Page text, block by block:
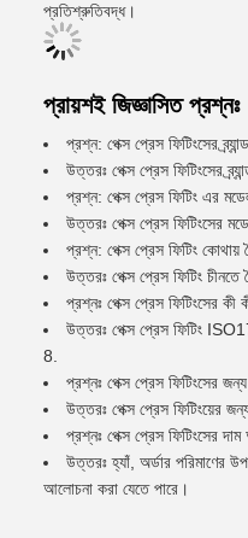
প্রতিশ্রুতিবদ্ধ।
প্রায়শই জিজ্ঞাসিত প্রশ্নঃ
প্রশ্ন: পেক্স প্রেস ফিটিংসের
উত্তরঃ পেক্স প্রেস ফিটিংসের
প্রশ্ন: পেক্স প্রেস ফিটিং এর
উত্তরঃ পেক্স প্রেস ফিটিংসের
প্রশ্ন: পেক্স প্রেস ফিটিং কোথায়
উত্তরঃ পেক্স প্রেস ফিটিং চীনতে
প্রশ্নঃ পেক্স প্রেস ফিটিংসের কী
উত্তরঃ পেক্স প্রেস ফিটিং
8.
প্রশ্নঃ পেক্স প্রেস ফিটিংসের
উত্তরঃ পেক্স প্রেস ফিটিংয়ের
প্রশ্নঃ পেক্স প্রেস ফিটিংসের
উত্তরঃ হ্যাঁ, অর্ডার পরিমাণের
আলোচনা করা যেতে পারে।